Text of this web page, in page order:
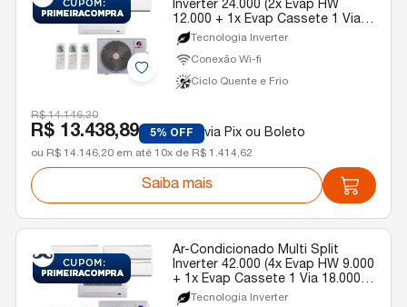
Inverter 24.000 (2x Evap HW
12.000 + 1x Evap Cassete 1 Via
12.000) Gree Quente/Frio R-32
220v
Tecnologia Inverter
Conexão Wi-fi
Ciclo Quente e Frio
R$ 14.146,20
R$ 13.438,89 5% OFF via Pix ou Boleto
ou R$ 14.146,20 em até 10x de R$ 1.414,62
Saiba mais
Ar-Condicionado Multi Split
Inverter 42.000 (4x Evap HW 9.000
+ 1x Evap Cassete 1 Via 18.000)
Gree Quente/Frio R-32 220v
Tecnologia Inverter